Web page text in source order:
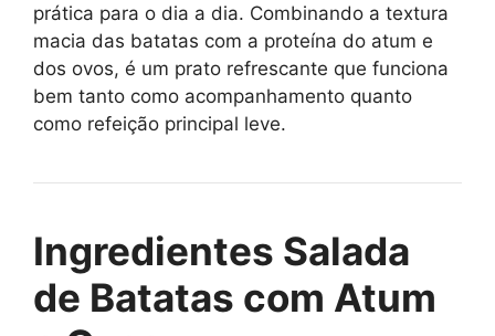
prática para o dia a dia. Combinando a textura
macia das batatas com a proteína do atum e
dos ovos, é um prato refrescante que funciona
bem tanto como acompanhamento quanto
como refeição principal leve.
Ingredientes Salada
de Batatas com Atum